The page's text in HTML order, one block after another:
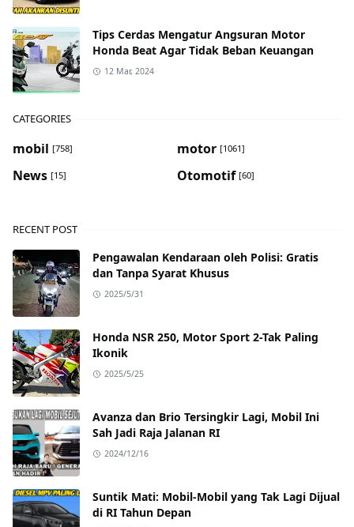
Tips Cerdas Mengatur Angsuran Motor
Honda Beat Agar Tidak Beban Keuangan
12 Mar, 2024
CATEGORIES
mobil [758] motor [1061]
News [15] Otomotif [60]
RECENT POST
Pengawalan Kendaraan oleh Polisi: Gratis
dan Tanpa Syarat Khusus
2025/5/31
Honda NSR 250, Motor Sport 2-Tak Paling
Ikonik
2025/5/25
Avanza dan Brio Tersingkir Lagi, Mobil Ini
Sah Jadi Raja Jalanan RI
2024/12/16
Suntik Mati: Mobil-Mobil yang Tak Lagi Dijual
di RI Tahun Depan